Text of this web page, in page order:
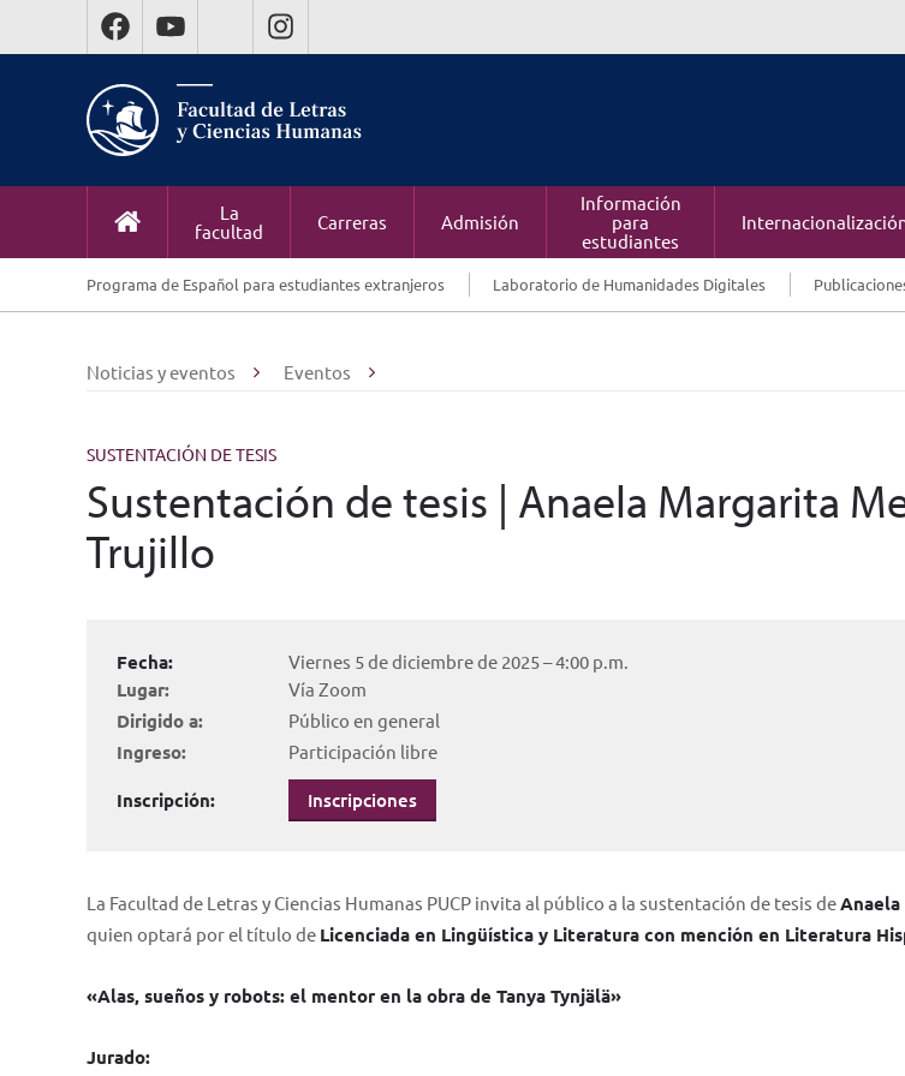
La
facultad
Carreras Admisión
Información
para
estudiantes
Programa de Español para estudiantes extranjeros Laboratorio de Humanidades Digitales
Noticias y eventos Eventos
SUSTENTACIÓN DE TESIS
Sustentación de tesis | Anaela Margarita
Trujillo
Fecha: Viernes 5 de diciembre de 2025 – 4:00 p.m.
Lugar: Vía Zoom
Dirigido a: Público en general
Ingreso: Participación libre
Inscripción: Inscripciones
La Facultad de Letras y Ciencias Humanas PUCP invita al público a la sustentación de tesis de
quien optará por el título de Licenciada en Lingüística y Literatura con mención en Literatura
«Alas, sueños y robots: el mentor en la obra de Tanya Tynjälä»
Jurado: